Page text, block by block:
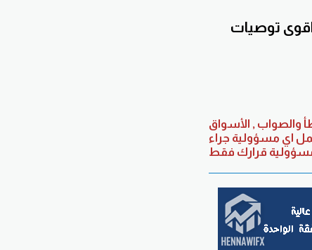
توصيات
والصواب , الأسواق
اي مسؤولية جراء